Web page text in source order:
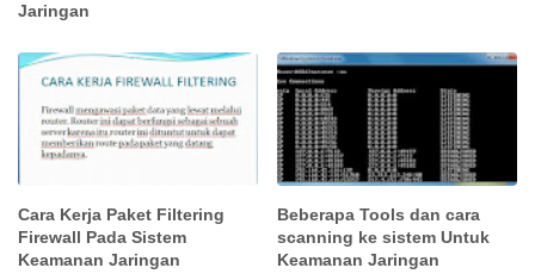
Jaringan
Cara Kerja Paket Filtering
Firewall Pada Sistem
Keamanan Jaringan
Beberapa Tools dan cara
scanning ke sistem Untuk
Keamanan Jaringan